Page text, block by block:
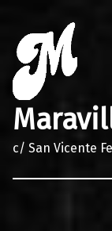
c/ San Vicente